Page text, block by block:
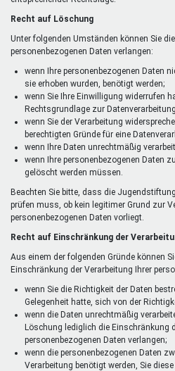
Recht auf Löschung
Unter folgenden Umständen können Sie
personenbezogenen Daten verlangen:
wenn Ihre personenbezogenen Daten
sie erhoben wurden, benötigt werden;
wenn Sie Ihre Einwilligung widerrufen
Rechtsgrundlage zur
wenn Sie der Verarbeitung
berechtigten Gründe für eine
wenn Ihre Daten unrechtmäßig
wenn Ihre personenbezogenen Daten
gelöscht werden müssen.
Beachten Sie bitte, dass die
prüfen muss, ob kein legitimer Grund zur
personenbezogenen Daten vorliegt.
Recht auf Einschränkung der
Aus einem der folgenden Gründe können
Einschränkung der Verarbeitung Ihrer
wenn Sie die Richtigkeit der Daten
Gelegenheit hatte, sich von der
wenn die Daten unrechtmäßig
Löschung lediglich die Einschränkung
personenbezogenen Daten verlangen;
wenn die personenbezogenen Daten
Verarbeitung benötigt werden, Sie